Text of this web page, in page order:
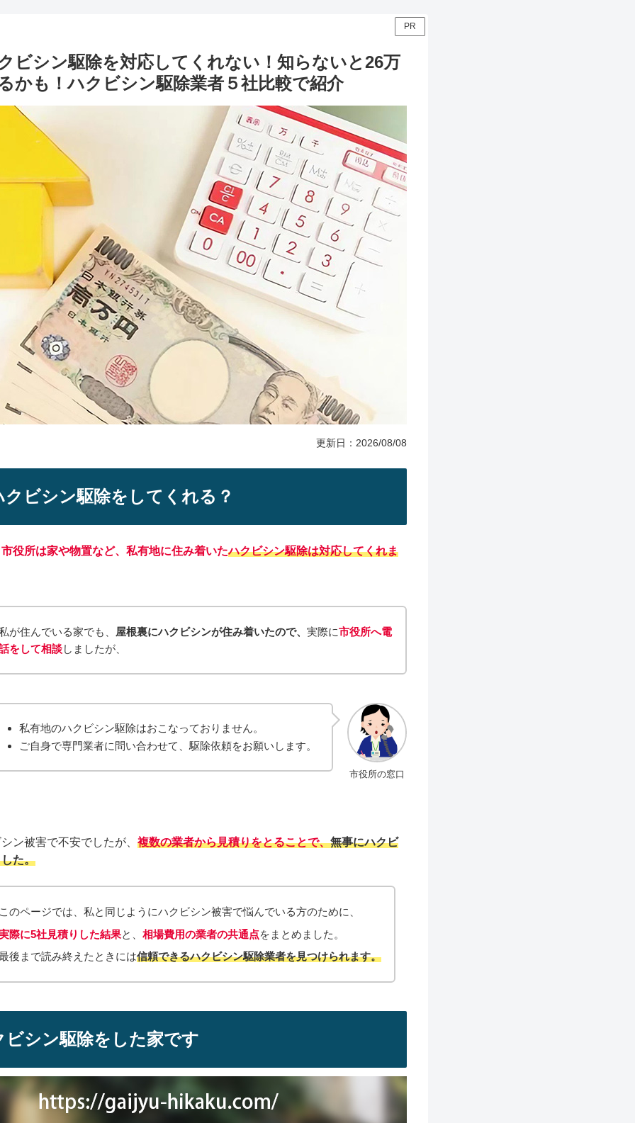
PR
ビシン駆除を対応してくれない！知らないと26万
かも！ハクビシン駆除業者５社比較で紹介
更新日：2026/08/08
クビシン駆除をしてくれる？
市役所は家や物置など、私有地に住み着いたハクビシン駆除は対応してくれま
が住んでいる家でも、 屋根裏にハクビシンが住み着いたので、実際に市役所へ電
をして相談しましたが、
市役所の窓口
私有地のハクビシン駆除はおこなっておりません。
ご自身で専門業者に問い合わせて、駆除依頼をお願いします。
ン被害で不安でしたが、 複数の業者から見積りをとることで、無事にハクビ
た。
のページでは、私と同じようにハクビシン被害で悩んでいる方のために、
際に5社見積りした結果と、相場費用の業者の共通点をまとめました。
後まで読み終えたときには信頼できるハクビシン駆除業者を見つけられます。
ビシン駆除をした家です